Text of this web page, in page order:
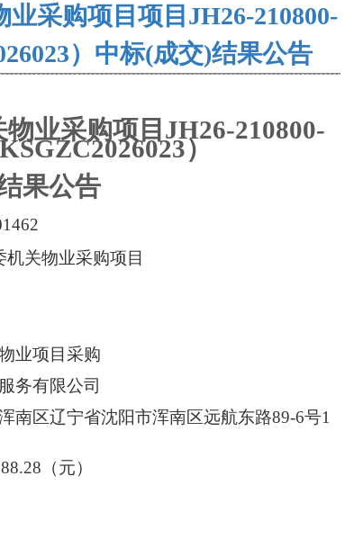
采购项目项目JH26-210800-
）中标(成交)结果公告
业采购项目 JH26-210800-
）
果公告
关物业采购项目
业项目采购
务有限公司
南区辽宁省沈阳市浑南区远航东路89-6号1
（元）